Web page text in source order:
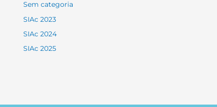
Sem categoria
SIAc 2023
SIAc 2024
SIAc 2025